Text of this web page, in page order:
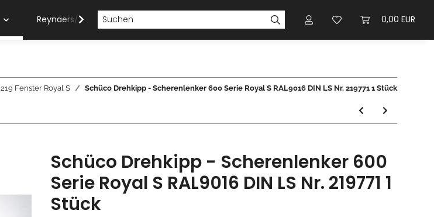
0,00 EUR
Reynaers/Sobinco Verarbeiter
219 Fenster Royal S Schüco Drehkipp - Scherenlenker 600 Serie Royal S RAL9016 DIN LS Nr. 219771 1 Stück
Schüco Drehkipp - Scherenlenker 600
Serie Royal S RAL9016 DIN LS Nr. 219771 1
Stück